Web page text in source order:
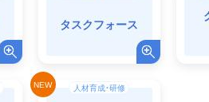
タスクフォース
人材育成・研修